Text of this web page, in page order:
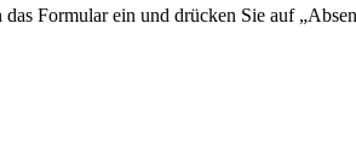
Formular ein und drücken Sie auf